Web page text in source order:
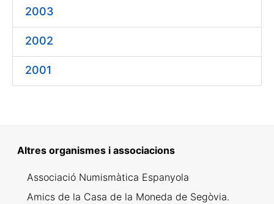
2003
2002
2001
Altres organismes i associacions
Associació Numismàtica Espanyola
Amics de la Casa de la Moneda de Segòvia.